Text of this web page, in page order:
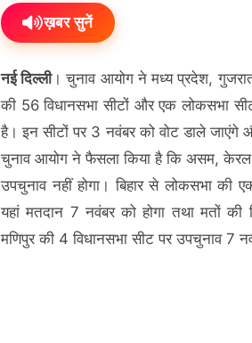
ख़बर सुनें
नई दिल्ली। चुनाव आयोग ने मध्य प्रदेश,
की 56 विधानसभा सीटों और एक लोकसभा
है। इन सीटों पर 3 नवंबर को वोट डाले जाएंगे
चुनाव आयोग ने फैसला किया है कि असम,
उपचुनाव नहीं होगा। बिहार से लोकसभा की
यहां मतदान 7 नवंबर को होगा तथा मतों
मणिपुर की 4 विधानसभा सीट पर उपचुनाव 7